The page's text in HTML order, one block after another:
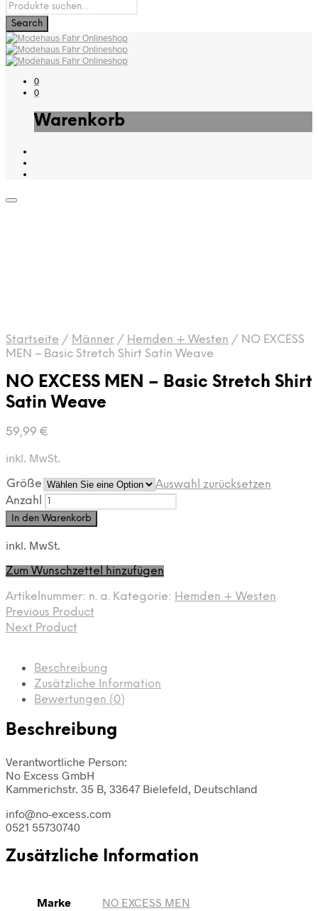
0
0
Warenkorb
Startseite / Männer / Hemden + Westen / NO EXCESS
MEN – Basic Stretch Shirt Satin Weave
NO EXCESS MEN – Basic Stretch Shirt
Satin Weave
59,99 €
inkl. MwSt.
Größe
Auswahl zurücksetzen
Anzahl
In den Warenkorb
inkl. MwSt.
Zum Wunschzettel hinzufügen
Artikelnummer: n. a. Kategorie: Hemden + Westen
Previous Product
Next Product
Beschreibung
Zusätzliche Information
Bewertungen (0)
Beschreibung
Verantwortliche Person:
No Excess GmbH
Kammerichstr. 35 B, 33647 Bielefeld, Deutschland
info@no-excess.com
0521 55730740
Zusätzliche Information
Marke NO EXCESS MEN